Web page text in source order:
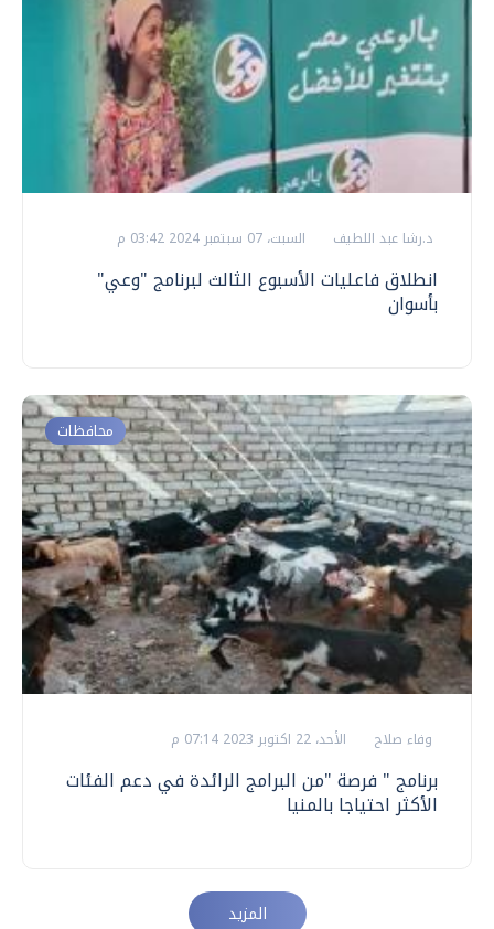
د.رشا عبد اللطيف السبت، 07 سبتمبر 2024 03:42 م
انطلاق فاعليات الأسبوع الثالث لبرنامج "وعي"
بأسوان
محافظات
وفاء صلاح الأحد، 22 اكتوبر 2023 07:14 م
برنامج " فرصة "من البرامج الرائدة في دعم الفئات
الأكثر احتياجا بالمنيا
المزيد